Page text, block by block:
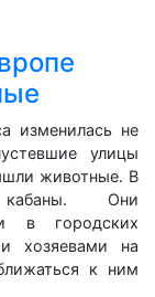
изменилась не
улицы
животные. В
Они
в городских
хозяевами на
к ним